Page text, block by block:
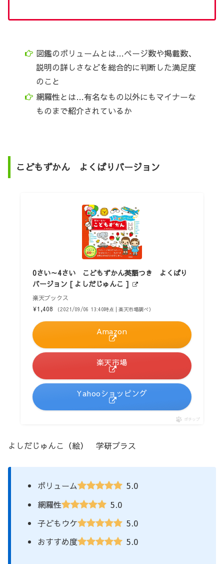
図鑑のボリュームとは…ページ数や掲載数、
説明の詳しさなどを総合的に判断した満足度
のこと
網羅性とは…有名なもの以外にもマイナーな
ものまで紹介されているか
こどもずかん よくばりバージョン
0さい～4さい こどもずかん英語つき よくばり
バージョン [ よしだじゅんこ ]
楽天ブックス
¥1,408
（2021/09/06 13:40時点 | 楽天市場調べ）
Amazon
楽天市場
Yahooショッピング
ポチップ
よしだじゅんこ（絵） 学研プラス
ボリューム 5.0
網羅性 5.0
子どもウケ 5.0
おすすめ度 5.0